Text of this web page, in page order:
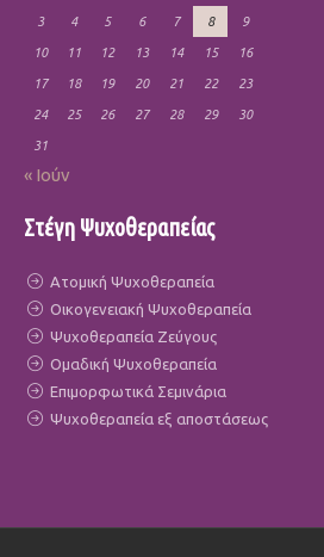
3 4 5 6 7 8 9
10 11 12 13 14 15 16
17 18 19 20 21 22 23
24 25 26 27 28 29 30
31
« Ιούν
Στέγη Ψυχοθεραπείας
Ατομική Ψυχοθεραπεία
Οικογενειακή Ψυχοθεραπεία
Ψυχοθεραπεία Ζεύγους
Ομαδική Ψυχοθεραπεία
Επιμορφωτικά Σεμινάρια
Ψυχοθεραπεία εξ αποστάσεως